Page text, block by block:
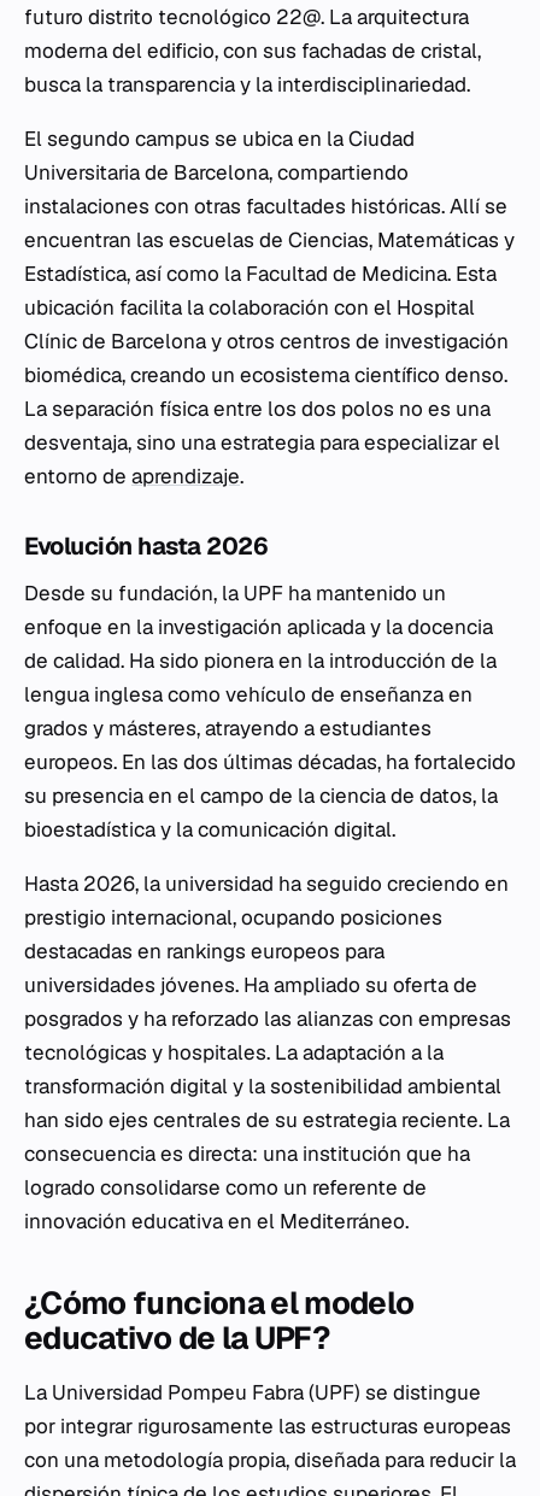
futuro distrito tecnológico 22@. La arquitectura
moderna del edificio, con sus fachadas de cristal,
busca la transparencia y la interdisciplinariedad.
El segundo campus se ubica en la Ciudad
Universitaria de Barcelona, compartiendo
instalaciones con otras facultades históricas. Allí se
encuentran las escuelas de Ciencias, Matemáticas y
Estadística, así como la Facultad de Medicina. Esta
ubicación facilita la colaboración con el Hospital
Clínic de Barcelona y otros centros de investigación
biomédica, creando un ecosistema científico denso.
La separación física entre los dos polos no es una
desventaja, sino una estrategia para especializar el
entorno de aprendizaje.
Evolución hasta 2026
Desde su fundación, la UPF ha mantenido un
enfoque en la investigación aplicada y la docencia
de calidad. Ha sido pionera en la introducción de la
lengua inglesa como vehículo de enseñanza en
grados y másteres, atrayendo a estudiantes
europeos. En las dos últimas décadas, ha fortalecido
su presencia en el campo de la ciencia de datos, la
bioestadística y la comunicación digital.
Hasta 2026, la universidad ha seguido creciendo en
prestigio internacional, ocupando posiciones
destacadas en rankings europeos para
universidades jóvenes. Ha ampliado su oferta de
posgrados y ha reforzado las alianzas con empresas
tecnológicas y hospitales. La adaptación a la
transformación digital y la sostenibilidad ambiental
han sido ejes centrales de su estrategia reciente. La
consecuencia es directa: una institución que ha
logrado consolidarse como un referente de
innovación educativa en el Mediterráneo.
¿Cómo funciona el modelo
educativo de la UPF?
La Universidad Pompeu Fabra (UPF) se distingue
por integrar rigurosamente las estructuras europeas
con una metodología propia, diseñada para reducir la